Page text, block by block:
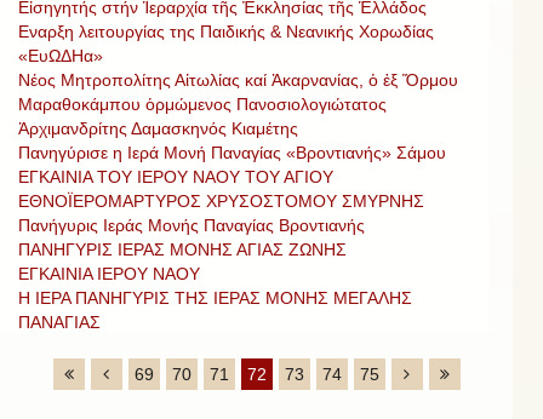
Εἰσηγητής στήν Ἱεραρχία τῆς Ἐκκλησίας τῆς Ἑλλάδος
Εναρξη λειτουργίας της Παιδικής & Νεανικής Χορωδίας
«ΕυΩΔΗα»
Νέος Μητροπολίτης Αἰτωλίας καί Ἀκαρνανίας, ὁ ἐξ Ὅρμου
Μαραθοκάμπου ὁρμώμενος Πανοσιολογιώτατος
Ἀρχιμανδρίτης Δαμασκηνός Κιαμέτης
Πανηγύρισε η Ιερά Μονή Παναγίας «Βροντιανής» Σάμου
ΕΓΚΑΙΝΙΑ ΤΟΥ ΙΕΡΟΥ ΝΑΟΥ ΤΟΥ ΑΓΙΟΥ
ΕΘΝΟΪΕΡΟΜΑΡΤΥΡΟΣ ΧΡΥΣΟΣΤΟΜΟΥ ΣΜΥΡΝΗΣ
Πανήγυρις Ιεράς Μονής Παναγίας Βροντιανής
ΠΑΝΗΓΥΡΙΣ ΙΕΡΑΣ ΜΟΝΗΣ ΑΓΙΑΣ ΖΩΝΗΣ
ΕΓΚΑΙΝΙΑ ΙΕΡΟΥ ΝΑΟΥ
Η ΙΕΡΑ ΠΑΝΗΓΥΡΙΣ ΤΗΣ ΙΕΡΑΣ ΜΟΝΗΣ ΜΕΓΑΛΗΣ
ΠΑΝΑΓΙΑΣ
69 70 71 72 73 74 75